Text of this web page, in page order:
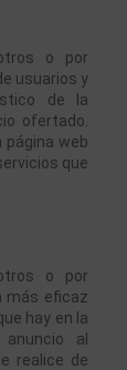
o por
usuarios y
de la
ofertado.
página web
que
o por
más eficaz
hay en la
al
realice de